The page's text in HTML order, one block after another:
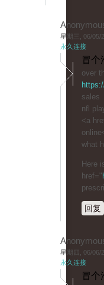
星期三, 06/05/
永久连接
冒个
over
sales
nfl
<a
what
Here
href="
回复
星期四, 06/06/
永久连接
冒个